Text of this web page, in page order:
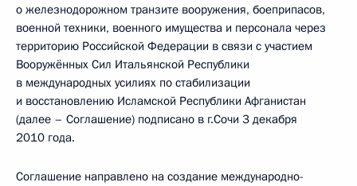
о железнодорожном транзите вооружения, боеприпасов,
военной техники, военного имущества и персонала через
территорию Российской Федерации в связи с участием
Вооружённых Сил Итальянской Республики
в международных усилиях по стабилизации
и восстановлению Исламской Республики Афганистан
(далее – Соглашение) подписано в г.Сочи 3 декабря
2010 года.
Соглашение направлено на создание международно-